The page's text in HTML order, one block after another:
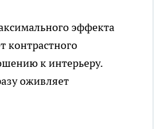
эффекта
контрастного
к интерьеру.
оживляет